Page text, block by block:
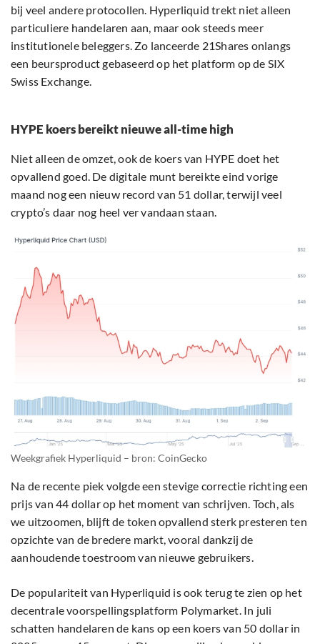
bij veel andere protocollen. Hyperliquid trekt niet alleen
particuliere handelaren aan, maar ook steeds meer
institutionele beleggers. Zo lanceerde 21Shares onlangs
een beursproduct gebaseerd op het platform op de SIX
Swiss Exchange.
HYPE koers bereikt nieuwe all-time high
Niet alleen de omzet, ook de koers van HYPE doet het
opvallend goed. De digitale munt bereikte eind vorige
maand nog een nieuw record van 51 dollar, terwijl veel
crypto’s daar nog heel ver vandaan staan.
Weekgrafiek Hyperliquid – bron: CoinGecko
Na de recente piek volgde een stevige correctie richting een
prijs van 44 dollar op het moment van schrijven. Toch, als
we uitzoomen, blijft de token opvallend sterk presteren ten
opzichte van de bredere markt, vooral dankzij de
aanhoudende toestroom van nieuwe gebruikers.
De populariteit van Hyperliquid is ook terug te zien op het
decentrale voorspellingsplatform Polymarket. In juli
schatten handelaren de kans op een koers van 50 dollar in